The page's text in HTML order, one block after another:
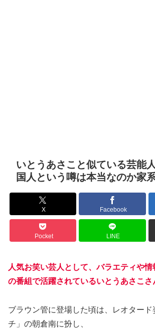
いとうあさこと似ている芸能
国人という噂は本当なのか家
X Facebook
Pocket LINE
人気お笑い芸人として、バラエティや
の番組で活躍されているいとうあさこさ
ブラウン管に登場した頃は、レオタード
チ」の朝倉南に扮し、